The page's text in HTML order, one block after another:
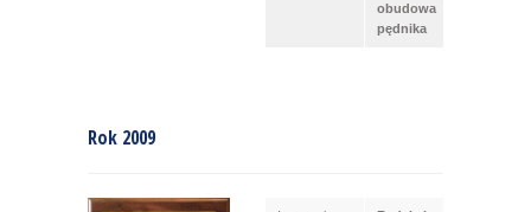
obudowa
pędnika
Rok 2009